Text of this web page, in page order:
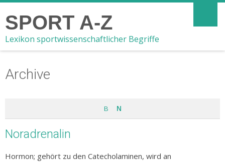
SPORT A-Z
Lexikon sportwissenschaftlicher Begriffe
Archive
B N
Noradrenalin
Hormon; gehört zu den Catecholaminen, wird an